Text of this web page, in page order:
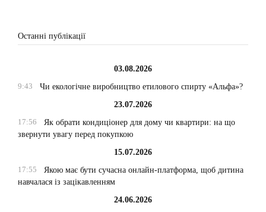
Останні публікації
03.08.2026
9:43
Чи екологічне виробництво етилового спирту «Альфа»?
23.07.2026
17:56
Як обрати кондиціонер для дому чи квартири: на що
звернути увагу перед покупкою
15.07.2026
17:55
Якою має бути сучасна онлайн-платформа, щоб дитина
навчалася із зацікавленням
24.06.2026